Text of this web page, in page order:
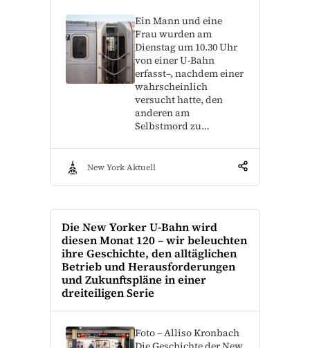
Ein Mann und eine
Frau wurden am
Dienstag um 10.30 Uhr
von einer U-Bahn
erfasst–, nachdem einer
wahrscheinlich
versucht hatte, den
anderen am
Selbstmord zu…
New York Aktuell
Die New Yorker U-Bahn wird
diesen Monat 120 – wir beleuchten
ihre Geschichte, den alltäglichen
Betrieb und Herausforderungen
und Zukunftspläne in einer
dreiteiligen Serie
Foto – Alliso Kronbach